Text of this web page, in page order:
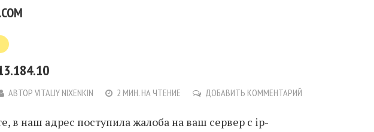
АВТОР VITALIY NIXENKIN 2 МИН. НА ЧТЕНИЕ ДОБАВИТЬ КОММЕНТАРИЙ
в наш адрес поступила жалоба на ваш сервер с ip-